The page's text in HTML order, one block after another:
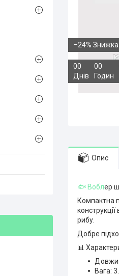
–24%
00
Днів
00
Годин
Опис
🐟 Воблер
Компактна
рибу.
Добре
📊
Вага: